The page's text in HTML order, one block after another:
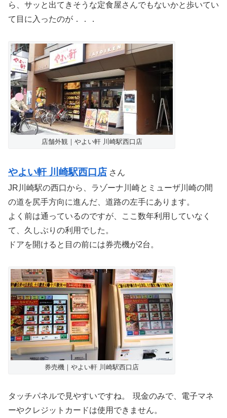
ら、サッと出てきそうな定食屋さんでもないかと歩いてい
て目に入ったのが．．．
店舗外観｜やよい軒 川崎駅西口店
やよい軒 川崎駅西口店 さん
JR川崎駅の西口から、ラゾーナ川崎とミューザ川崎の間
の道を尻手方向に進んだ、道路の左手にあります。
よく前は通っているのですが、ここ数年利用していなく
て、久しぶりの利用でした。
ドアを開けると目の前には券売機が2台。
券売機｜やよい軒 川崎駅西口店
タッチパネルで見やすいですね。
現金のみで、電子マネ
ーやクレジットカードは使用できません。